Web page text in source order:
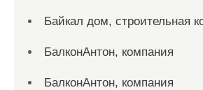
Байкал дом, строительная
БалконАнтон, компания
БалконАнтон, компания